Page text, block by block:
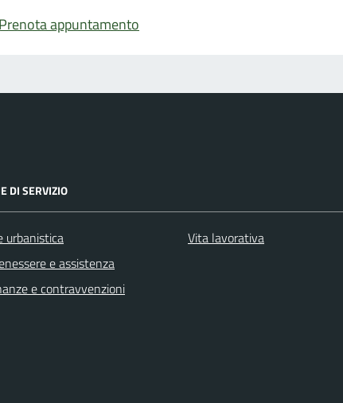
Prenota appuntamento
DI SERVIZIO
urbanistica
e assistenza
e contravvenzioni
Vita lavorativa